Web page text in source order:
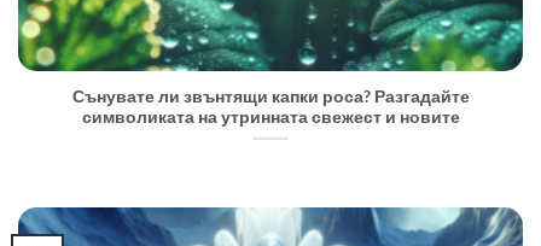
Сънувате ли звънтящи капки роса? Разгадайте
символиката на утринната свежест и новите